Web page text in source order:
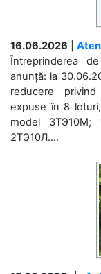
16.06.2026
Întreprinderea
anunță: la
reducere
expuse în 8
model
2ТЭ10Л....